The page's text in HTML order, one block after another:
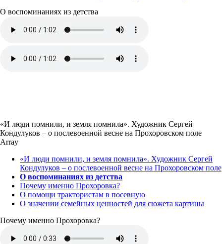
О воспоминаниях из детства
«И люди помнили, и земля помнила». Художник Сергей
Кондулуков – о послевоенной весне на Прохоровском поле
Array
«И люди помнили, и земля помнила». Художник Сергей
Кондулуков – о послевоенной весне на Прохоровском поле
О воспоминаниях из детства
Почему именно Прохоровка?
О помощи трактористам в посевную
О значении семейных ценностей для сюжета картины
Почему именно Прохоровка?